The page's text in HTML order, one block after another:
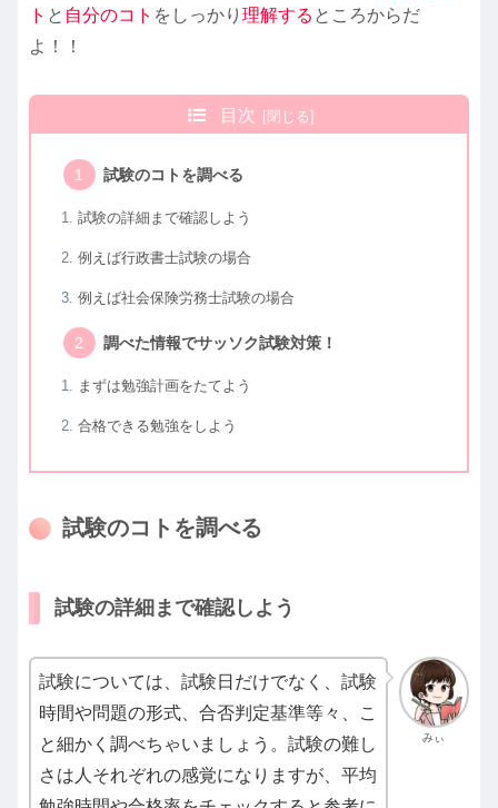
ト と 自分のコト をしっかり 理解する ところからだ
よ！！
目次
試験のコトを調べる
試験の詳細まで確認しよう
例えば行政書士試験の場合
例えば社会保険労務士試験の場合
調べた情報でサッソク試験対策！
まずは勉強計画をたてよう
合格できる勉強をしよう
試験のコトを調べる
試験の詳細まで確認しよう
みぃ
試験については、試験日だけでなく、試験
時間や問題の形式、合否判定基準等々、こ
と細かく調べちゃいましょう。試験の難し
さは人それぞれの感覚になりますが、平均